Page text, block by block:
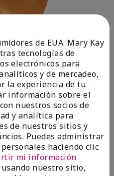
de EUA. Mary Kay
tecnologías de
electrónicos para
y de mercadeo,
la experiencia de tu
información sobre el
nuestros socios de
y analítica para
de nuestros sitios y
Puedes administrar
haciendo clic
mi información
nuestro sitio,